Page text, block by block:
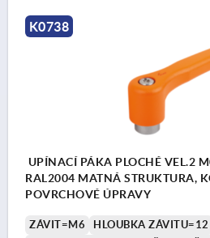
K0738
UPÍNACÍ PÁKA PLOCHÉ VEL.2
RAL2004 MATNÁ STRUKTURA,
POVRCHOVÉ ÚPRAVY
ZÁVIT=M6 HLOUBKA ZÁVITU=12